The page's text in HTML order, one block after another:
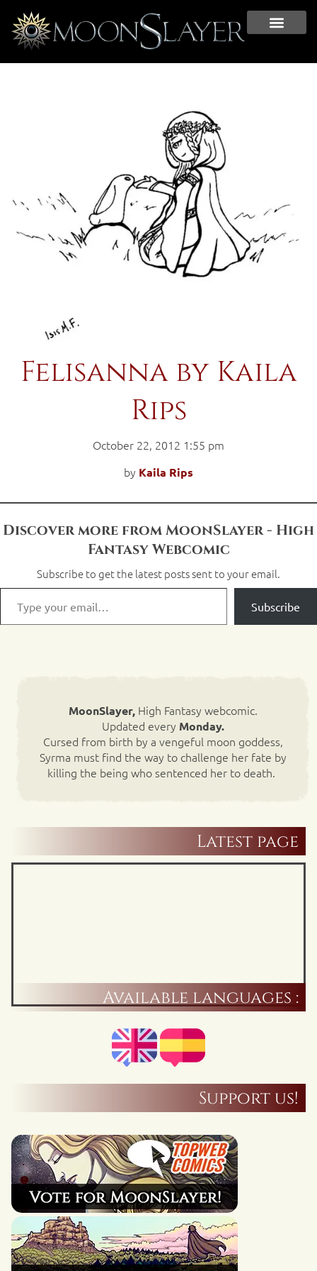
Felisanna by Kaila
Rips
October 22, 2012 1:55 pm
by Kaila Rips
Discover more from MoonSlayer - High
Fantasy Webcomic
Subscribe to get the latest posts sent to your email.
Subscribe
MoonSlayer,High Fantasy webcomic.
Updated every Monday.
Cursed from birth by a vengeful moon goddess,
Syrma must find the way to challenge her fate by
killing the being who sentenced her to death.
Latest page
Available languages :
Support us!